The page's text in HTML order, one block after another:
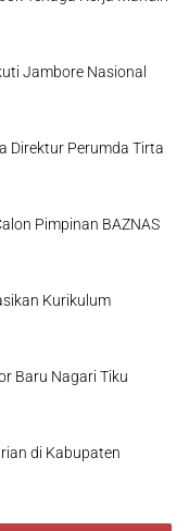
Jambore Nasional
Direktur Perumda Tirta
Pimpinan BAZNAS
Kurikulum
Baru Nagari Tiku
di Kabupaten